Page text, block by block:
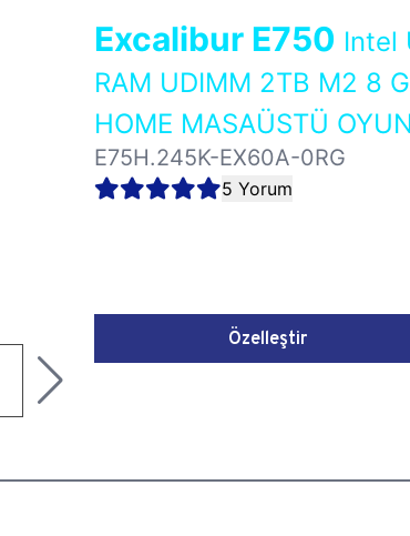
Excalibur E750 Intel
RAM UDIMM 2TB M2 8
HOME MASAÜSTÜ
E75H.245K-EX60A-0RG
5 Yorum
Özelleştir